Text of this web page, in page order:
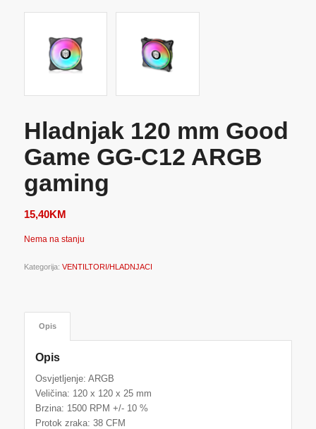
Hladnjak 120 mm Good
Game GG-C12 ARGB
gaming
15,40KM
Nema na stanju
Kategorija: VENTILTORI/HLADNJACI
Opis
Opis
Osvjetljenje: ARGB
Veličina: 120 x 120 x 25 mm
Brzina: 1500 RPM +/- 10 %
Protok zraka: 38 CFM